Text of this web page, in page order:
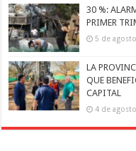
30 %:
PRIMER
5 de
LA
QUE
CAPITAL
4 de